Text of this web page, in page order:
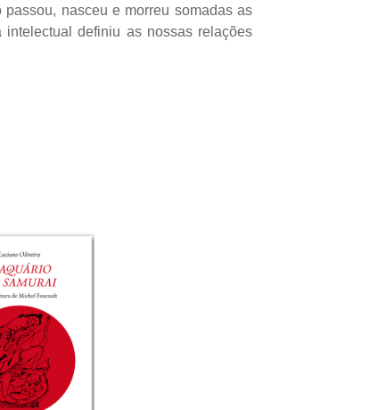
nasceu e morreu somadas as
definiu as nossas relações